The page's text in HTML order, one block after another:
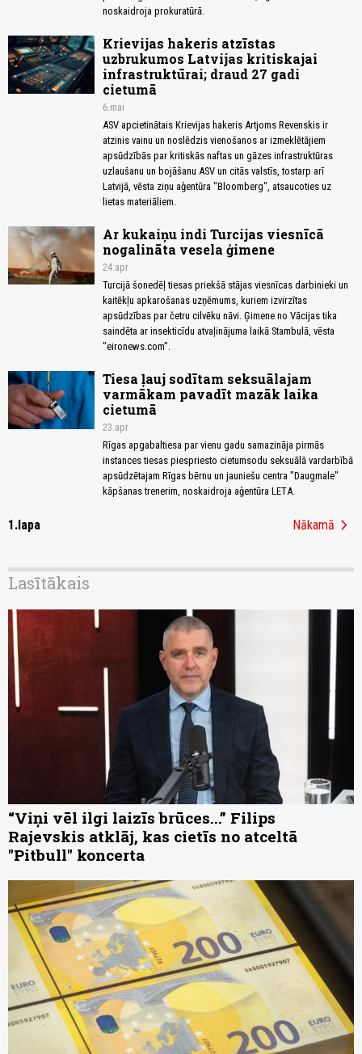
noskaidroja prokuratūrā.
Krievijas hakeris atzīstas
uzbrukumos Latvijas kritiskajai
infrastruktūrai; draud 27 gadi
cietumā
6.mai
ASV apcietinātais Krievijas hakeris Artjoms Revenskis ir
atzinis vainu un noslēdzis vienošanos ar izmeklētājiem
apsūdzībās par kritiskās naftas un gāzes infrastruktūras
uzlaušanu un bojāšanu ASV un citās valstīs, tostarp arī
Latvijā, vēsta ziņu aģentūra "Bloomberg", atsaucoties uz
lietas materiāliem.
Ar kukaiņu indi Turcijas viesnīcā
nogalināta vesela ģimene
24.apr
Turcijā šonedēļ tiesas priekšā stājas viesnīcas darbinieki un
kaitēkļu apkarošanas uzņēmums, kuriem izvirzītas
apsūdzības par četru cilvēku nāvi. Ģimene no Vācijas tika
saindēta ar insekticīdu atvaļinājuma laikā Stambulā, vēsta
"eironews.com".
Tiesa ļauj sodītam seksuālajam
varmākam pavadīt mazāk laika
cietumā
23.apr
Rīgas apgabaltiesa par vienu gadu samazināja pirmās
instances tiesas piespriesto cietumsodu seksuālā vardarbībā
apsūdzētajam Rīgas bērnu un jauniešu centra "Daugmale"
kāpšanas trenerim, noskaidroja aģentūra LETA.
1.lapa Nākamā chevron_right
Lasītākais
“Viņi vēl ilgi laizīs brūces...” Filips
Rajevskis atklāj, kas cietīs no atceltā
"Pitbull" koncerta